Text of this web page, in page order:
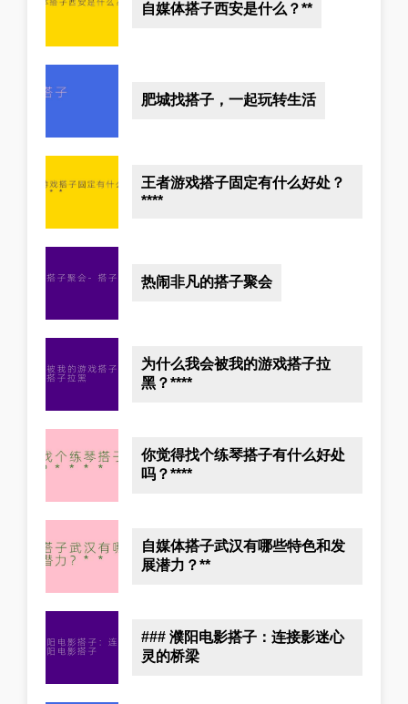
自媒体搭子西安是什么？**
肥城找搭子，一起玩转生活
王者游戏搭子固定有什么好处？
****
热闹非凡的搭子聚会
为什么我会被我的游戏搭子拉
黑？****
你觉得找个练琴搭子有什么好处
吗？****
自媒体搭子武汉有哪些特色和发
展潜力？**
### 濮阳电影搭子：连接影迷心
灵的桥梁